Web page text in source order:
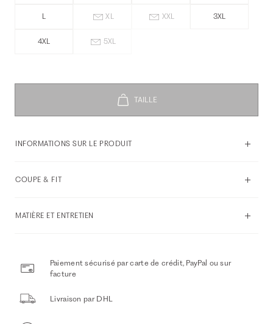
L XL XXL 3XL
4XL 5XL
INFORMATIONS SUR LE PRODUIT
COUPE & FIT
MATIÈRE ET ENTRETIEN
Paiement sécurisé par carte de crédit, PayPal ou sur
facture
Livraison par DHL